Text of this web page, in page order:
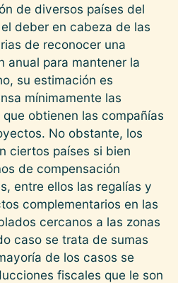
de diversos países del
deber en cabeza de las
de reconocer una
anual para mantener la
su estimación es
mínimamente las
obtienen las compañías
No obstante, los
ciertos países si bien
de compensación
entre ellos las regalías y
complementarios en las
cercanos a las zonas
caso se trata de sumas
de los casos se
fiscales que le son